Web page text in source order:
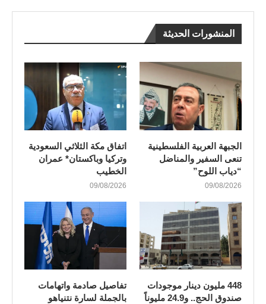
المنشورات الحديثة
الجبهة العربية الفلسطينية
تنعى السفير والمناضل
“دياب اللوح”
09/08/2026
اتفاق مكة الثلاثي السعودية
وتركيا وباكستان* عمران
الخطيب
09/08/2026
448 مليون دينار موجودات
صندوق الحج.. و24.9 مليوناً
تفاصيل صادمة واتهامات
بالجملة لسارة نتنياهو